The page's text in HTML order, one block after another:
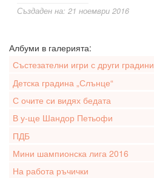
Създаден на: 21 ноември 2016
Албуми в галерията:
Състезателни игри с други градини
Детска градина „Слънце“
С очите си видях бедата
В у-ще Шандор Петьофи
ПДБ
Мини шампионска лига 2016
На работа ръчички